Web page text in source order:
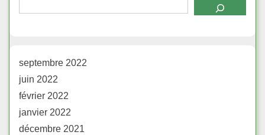
septembre 2022
juin 2022
février 2022
janvier 2022
décembre 2021